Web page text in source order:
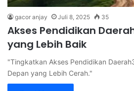
gacor anjay Juli 8, 2025 35
Akses Pendidikan
yang Lebih Baik
"Tingkatkan Akses Pendidikan
Depan yang Lebih Cerah."